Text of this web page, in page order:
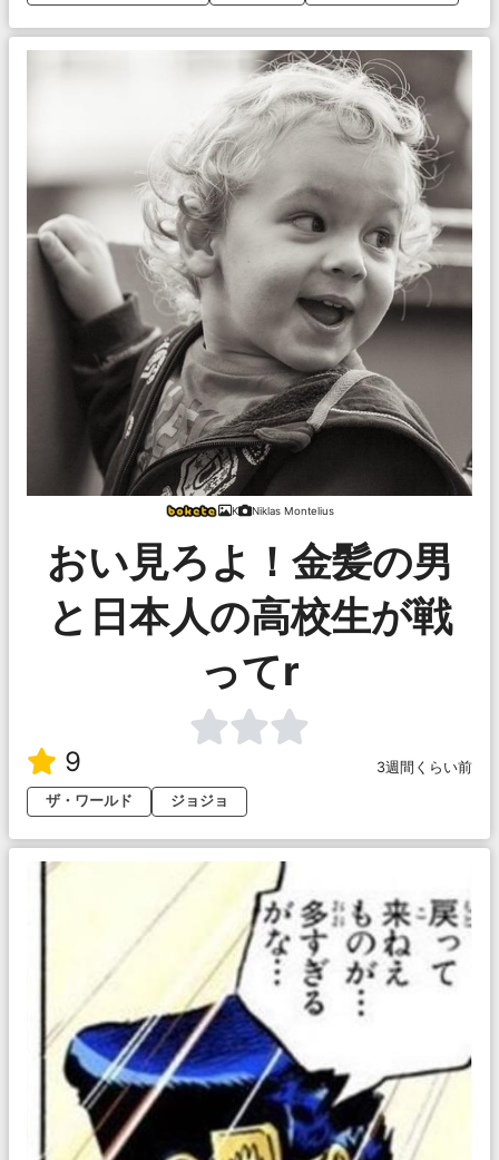
K Niklas Montelius
おい見ろよ！金髪の男
と日本人の高校生が戦
ってr
9
3週間くらい前
ザ・ワールド
ジョジョ